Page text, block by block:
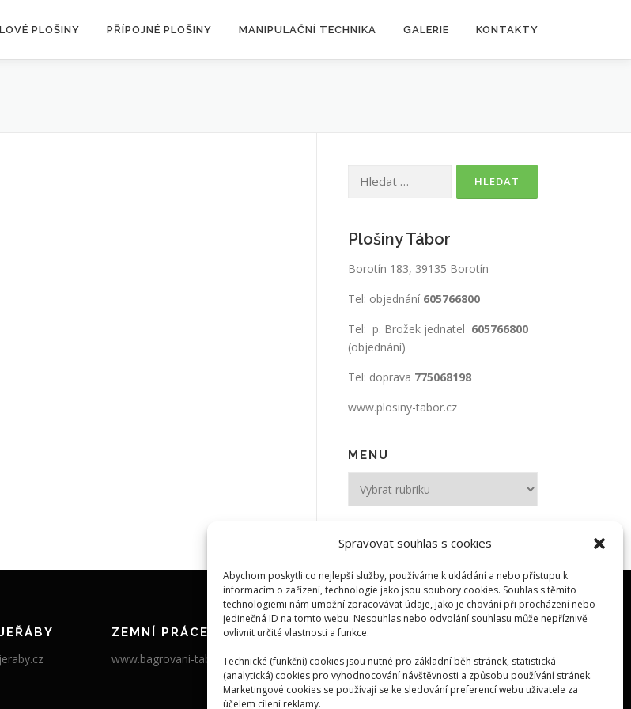
Spravovat souhlas s cookies
Abychom poskytli co nejlepší služby, používáme k ukládání a nebo přístupu k
informacím o zařízení, technologie jako jsou soubory cookies. Souhlas s těmito
technologiemi nám umožní zpracovávat údaje, jako je chování při procházení nebo
jedinečná ID na tomto webu. Nesouhlas nebo odvolání souhlasu může nepříznivě
ovlivnit určité vlastnosti a funkce.
Technické (funkční) cookies jsou nutné pro základní běh stránek, statistická
(analytická) cookies pro vyhodnocování návštěvnosti a způsobu používání stránek.
Marketingové cookies se používají se ke sledování preferencí webu uživatele za
účelem cílení reklamy.
PLOŠINY PŘÍPOJNÉ PLOŠINY MANIPULAČNÍ TECHNIKA GALERIE KONTAKTY
Plošiny Tábor
Borotín 183, 39135 Borotín
Tel: objednání 605766800
Tel: p. Brožek jednatel 605766800
(objednání)
Tel: doprava 775068198
www.plosiny-tabor.cz
MENU
ZEMNÍ PRÁCE
www.bagrovani-tabor.cz